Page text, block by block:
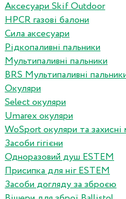
Аксесуари Skif Outdoor
HPCR газові балони
Сила аксесуари
Рідкопаливні пальники
Мультипаливні пальники
BRS Мультипаливні
Окуляри
Select окуляри
Umarex окуляри
WoSport окуляри та захисні
Засоби гігієни
Одноразовий душ ESTEM
Присипка для ніг ESTEM
Засоби догляду за зброєю